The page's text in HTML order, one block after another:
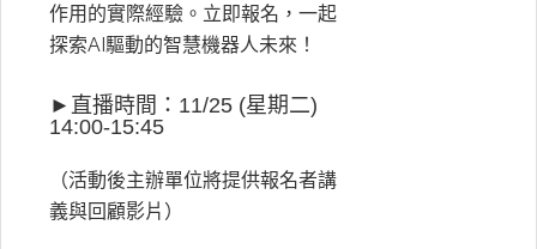
作用的實際經驗。立即報名，一起
探索AI驅動的智慧機器人未來！
►直播時間：11/25 (星期二)
14:00-15:45
（活動後主辦單位將提供報名者講
義與回顧影片）